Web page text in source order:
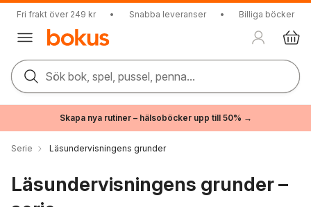
Fri frakt över 249 kr • Snabba leveranser • Billiga böcker
Sök bok, spel, pussel, penna...
Skapa nya rutiner – hälsoböcker upp till 50% →
Serie Läsundervisningens grunder
Läsundervisningens grunder –